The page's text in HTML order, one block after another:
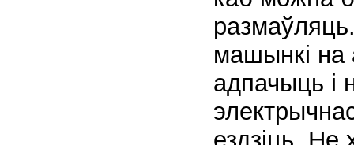
машынкі на
адпачыць і